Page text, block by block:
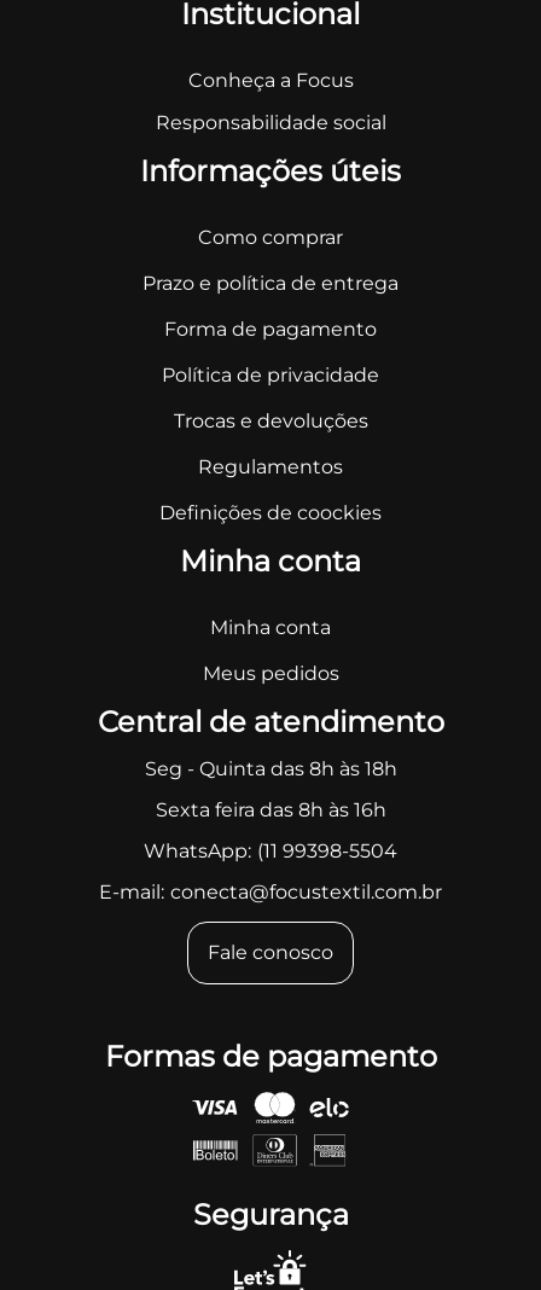
Institucional
Conheça a Focus
Responsabilidade social
Informações úteis
Como comprar
Prazo e política de entrega
Forma de pagamento
Política de privacidade
Trocas e devoluções
Regulamentos
Definições de coockies
Minha conta
Minha conta
Meus pedidos
Central de atendimento
Seg - Quinta das 8h às 18h
Sexta feira das 8h às 16h
WhatsApp: (11 99398-5504
E-mail: conecta@focustextil.com.br
Fale conosco
Formas de pagamento
Segurança